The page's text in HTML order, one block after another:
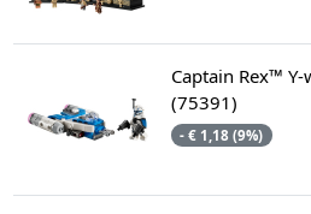
Captain Rex™
(75391)
- € 1,18 (9%)